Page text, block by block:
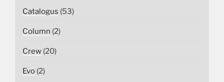
Catalogus (53)
Column (2)
Crew (20)
Evo (2)